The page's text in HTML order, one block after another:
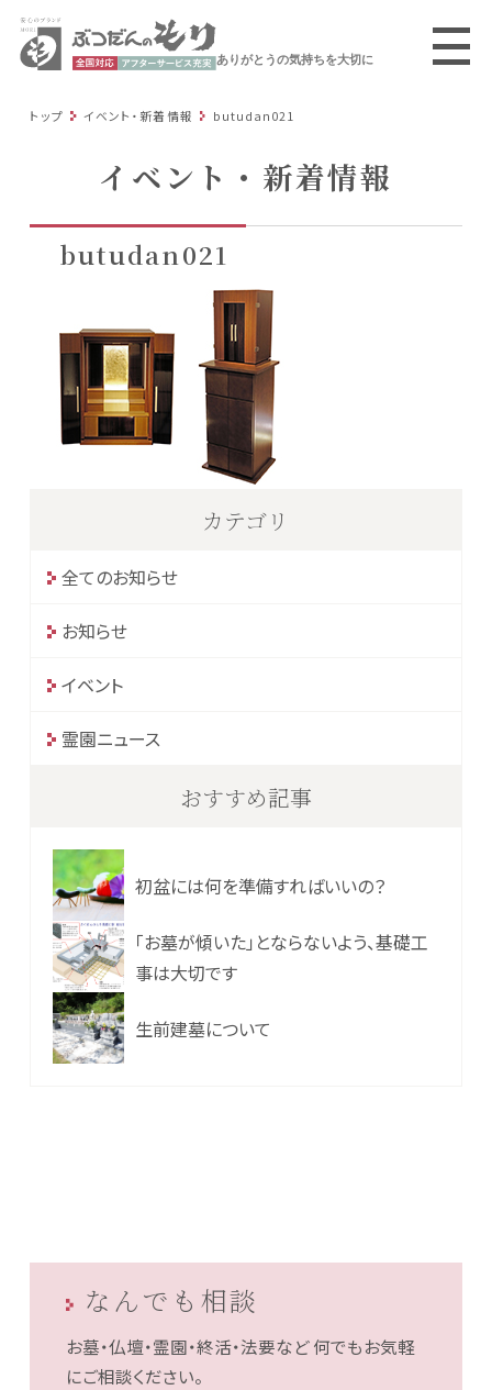
ありがとうの気持ちを大切に
トップ イベント・新着情報 butudan021
イベント・新着情報
butudan021
カテゴリ
全てのお知らせ
お知らせ
イベント
霊園ニュース
おすすめ記事
初盆には何を準備すればいいの？
「お墓が傾いた」とならないよう、基礎工
事は大切です
生前建墓について
なんでも相談
お墓・仏壇・霊園・終活・法要など何でもお気軽
にご相談ください。